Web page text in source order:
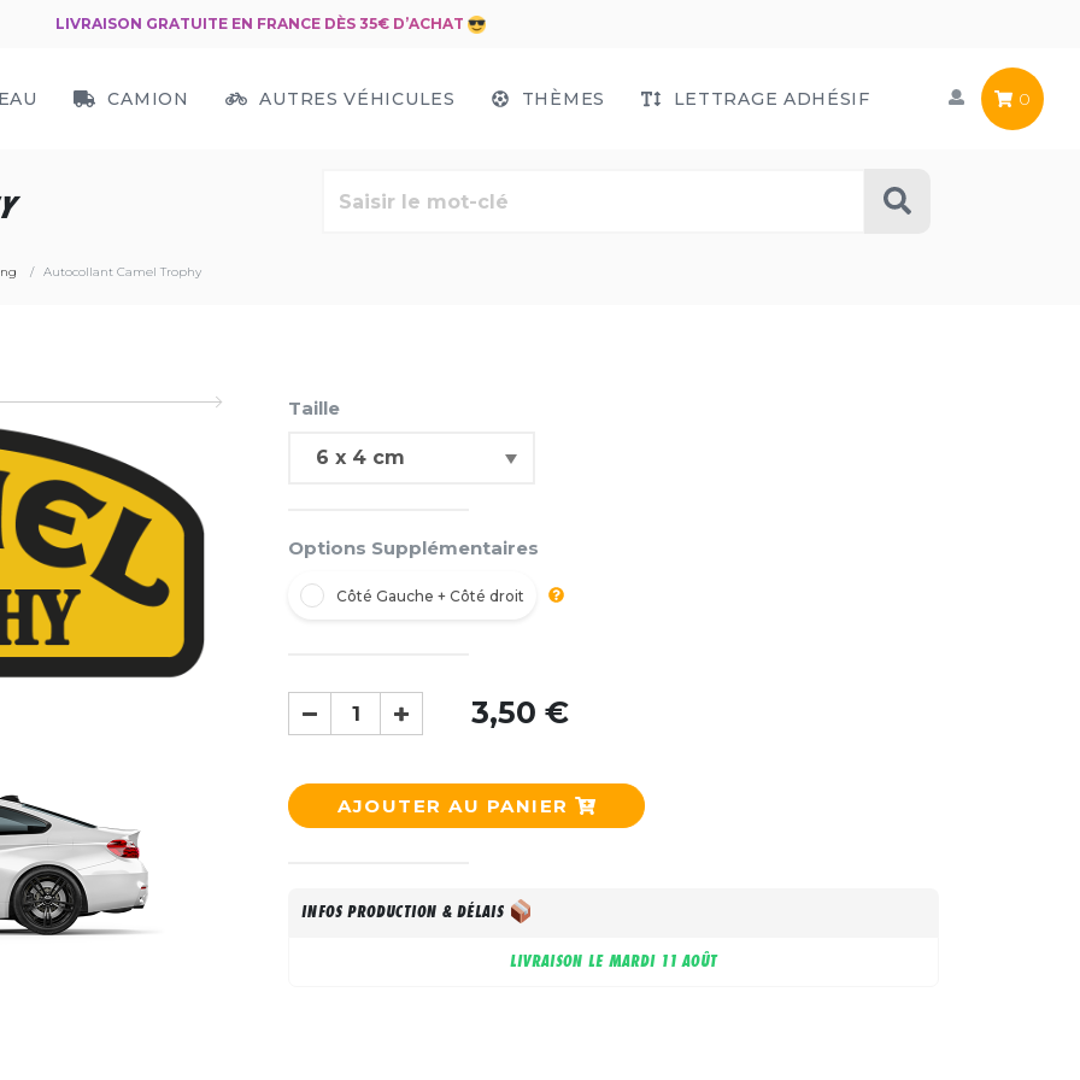
LIVRAISON GRATUITE EN FRANCE DÈS 35€ D’ACHAT
CAMION AUTRES VÉHICULES THÈMES LETTRAGE ADHÉSIF 0
Autocollant Camel Trophy
Taille
Options Supplémentaires
Côté Gauche + Côté droit
3,50 €
AJOUTER AU PANIER
INFOS PRODUCTION & DÉLAIS
LIVRAISON LE MARDI 11 AOÛT